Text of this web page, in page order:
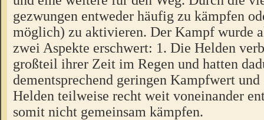
gezwungen entweder häufig zu kämpfen
möglich) zu aktivieren. Der Kampf wurde
zwei Aspekte erschwert: 1. Die Helden
großteil ihrer Zeit im Regen und hatten
dementsprechend geringen Kampfwert
Helden teilweise recht weit voneinander
somit nicht gemeinsam kämpfen.